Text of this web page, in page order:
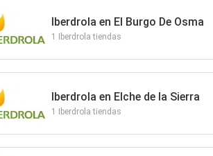
Iberdrola en El Burgo De Osma
1 Iberdrola tiendas
Iberdrola en Elche de la Sierra
1 Iberdrola tiendas